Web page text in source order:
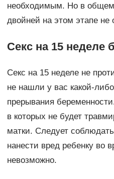
необходимым. Но в общем
двойней на этом этапе не
Секс на 15 неделе
Секс на 15 неделе не
не нашли у вас какой-
прерывания
в которых не будет
матки. Следует соблюдать
нанести вред ребенку во
невозможно.